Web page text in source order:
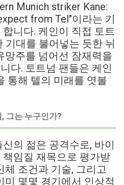
Munich striker Kane:
from Tel"이라는 기
니다. 케인이 직접 토트
기대를 불어넣는 듯한 뉘
망주를 넘어선 잠재력을
다. 토트넘 팬들은 케인
통해 텔의 미래를 엿볼
그는 누구인가?
의 젊은 공격수로, 바이
임질 재목으로 평가받
체 조건과 기술, 그리고
미 몇몇 경기에서 인상적